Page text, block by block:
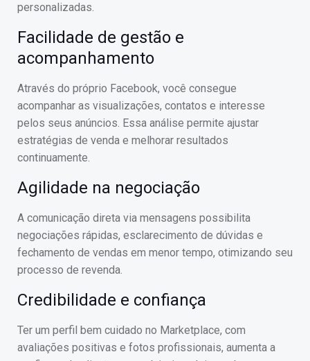
personalizadas.
Facilidade de gestão e
acompanhamento
Através do próprio Facebook, você consegue
acompanhar as visualizações, contatos e interesse
pelos seus anúncios. Essa análise permite ajustar
estratégias de venda e melhorar resultados
continuamente.
Agilidade na negociação
A comunicação direta via mensagens possibilita
negociações rápidas, esclarecimento de dúvidas e
fechamento de vendas em menor tempo, otimizando seu
processo de revenda.
Credibilidade e confiança
Ter um perfil bem cuidado no Marketplace, com
avaliações positivas e fotos profissionais, aumenta a